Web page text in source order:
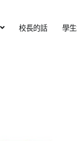
校長的話 學